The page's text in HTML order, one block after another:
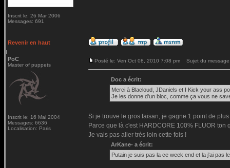
Inscrit le: 26 Mar 2006
Messages: 691
Revenir en haut
PoC
Master of puppets
Inscrit le: 16 Mai 2004
Messages: 6636
Localisation: Paris
Posté le: Ven Oct 08, 2010 7:08 pm Sujet du
Doc a écrit:
Merci à Blacloud, JDaniels et I Kick your ass
Je les donne d'un bloc, comme ça vous ne
Si je trouve le gros faisan, je gagne 1 point de plus
Parce que là c'est HARDCORE 100% FLUOR ton
Je vais pas aller très loin cette fois !
ArKane- a écrit:
Putain je suis pas la ce week end et la j'ai pas